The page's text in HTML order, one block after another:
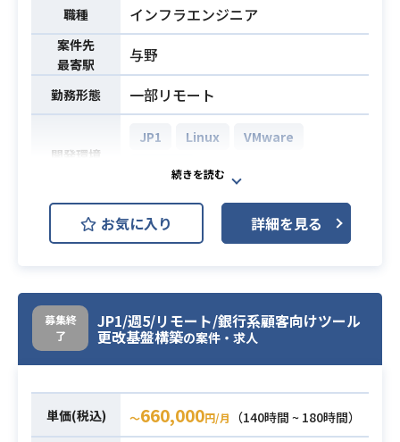
職種 インフラエンジニア
案件先
最寄駅
与野
勤務形態 一部リモート
開発環境
JP1 Linux
VMware
Ansible
【案件概要】
・Linuxオンプレミス構築（VMwar
・HiRDBServerのご経験
・ジョブ・監視（JP1/AJS）経験者
・Cosminexusのご経験
・Ansibleのご経験
お気に入り 詳細を見る
募集終
了
JP1/週5/リモート/銀行系顧客向けツール
更改基盤構築の案件・求人
単価(税込) 〜660,000円/月
（140時間 ~ 180時間）